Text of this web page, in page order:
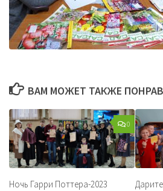
ВАМ МОЖЕТ ТАКЖЕ
0
Ночь Гарри Поттера-2023